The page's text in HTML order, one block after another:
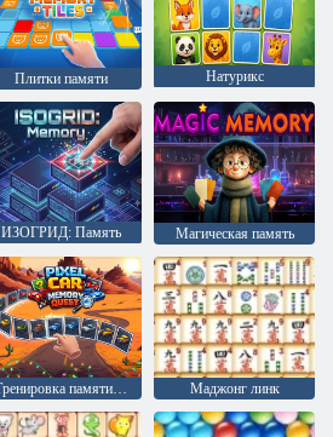
Плитки памяти Натурикс
ИЗОГРИД: Память Магическая память
Тренировка памяти: Пиксельные машины Маджонг линк